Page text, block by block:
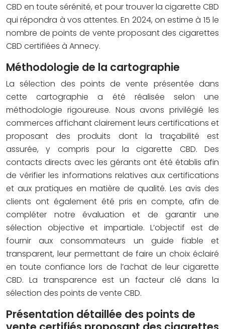
CBD en toute sérénité, et pour trouver la cigarette CBD
qui répondra à vos attentes. En 2024, on estime à 15 le
nombre de points de vente proposant des cigarettes
CBD certifiées à Annecy.
Méthodologie de la cartographie
La sélection des points de vente présentée dans
cette cartographie a été réalisée selon une
méthodologie rigoureuse. Nous avons privilégié les
commerces affichant clairement leurs certifications et
proposant des produits dont la traçabilité est
assurée, y compris pour la cigarette CBD. Des
contacts directs avec les gérants ont été établis afin
de vérifier les informations relatives aux certifications
et aux pratiques en matière de qualité. Les avis des
clients ont également été pris en compte, afin de
compléter notre évaluation et de garantir une
sélection objective et impartiale. L’objectif est de
fournir aux consommateurs un guide fiable et
transparent, leur permettant de faire un choix éclairé
en toute confiance lors de l’achat de leur cigarette
CBD. La transparence est un facteur clé dans la
sélection des points de vente CBD.
Présentation détaillée des points de